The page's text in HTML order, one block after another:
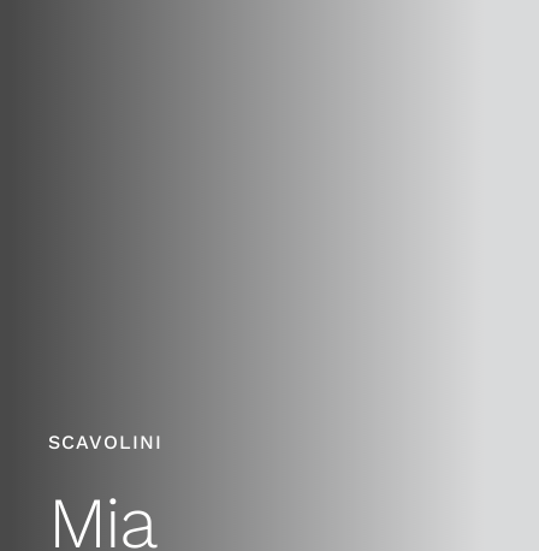
SCAVOLINI
Mia